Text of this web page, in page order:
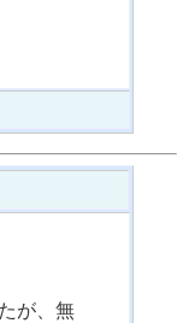
が、無